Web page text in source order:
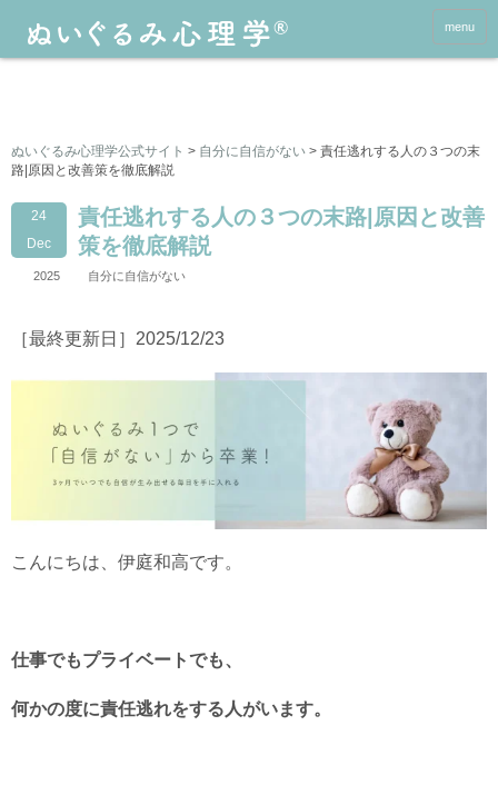
menu
ぬいぐるみ心理学公式サイト > 自分に自信がない > 責任逃れする人の３つの末
路|原因と改善策を徹底解説
24
Dec
責任逃れする人の３つの末路|原因と改善
策を徹底解説
2025 自分に自信がない
［最終更新日］2025/12/23
こんにちは、伊庭和高です。
仕事でもプライベートでも、
何かの度に責任逃れをする人がいます。